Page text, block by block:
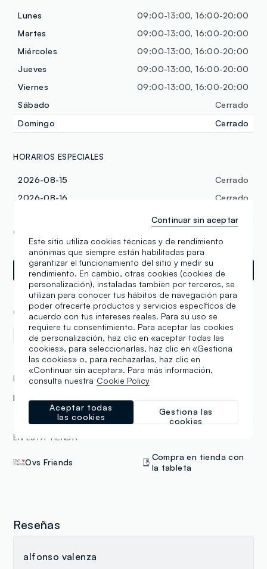
Lunes
09:00-13:00, 16:00-20:00
Martes
09:00-13:00, 16:00-20:00
Miércoles
09:00-13:00, 16:00-20:00
Jueves
09:00-13:00, 16:00-20:00
Viernes
09:00-13:00, 16:00-20:00
Sábado
Cerrado
Domingo
Cerrado
HORARIOS ESPECIALES
2026-08-15
Cerrado
2026-08-16
Cerrado
Indicaciones
COLECCIONES
Mujer Hombre
MARCAS
Piombo
EN ESTA TIENDA
Ovs Friends
Compra en tienda con
la tableta
Reseñas
alfonso valenza
Este sitio utiliza cookies técnicas y de rendimiento
anónimas que siempre están habilitadas para
garantizar el funcionamiento del sitio y medir su
rendimiento. En cambio, otras cookies (cookies de
personalización), instaladas también por terceros, se
utilizan para conocer tus hábitos de navegación para
poder ofrecerte productos y servicios específicos de
acuerdo con tus intereses reales. Para su uso se
requiere tu consentimiento. Para aceptar las cookies
de personalización, haz clic en «aceptar todas las
cookies», para seleccionarlas, haz clic en «Gestiona
las cookies» o, para rechazarlas, haz clic en
«Continuar sin aceptar». Para más información,
consulta nuestra Cookie Policy
Gestiona las
cookies
Aceptar todas
las cookies
Continuar sin aceptar